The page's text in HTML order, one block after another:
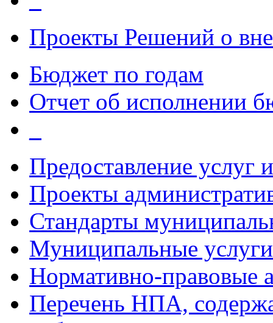
Проекты Решений о
Бюджет по годам
Отчет об исполнении
Предоставление услуг
Проекты
Стандарты
Муниципальные услуги
Нормативно-правовые
Перечень НПА,